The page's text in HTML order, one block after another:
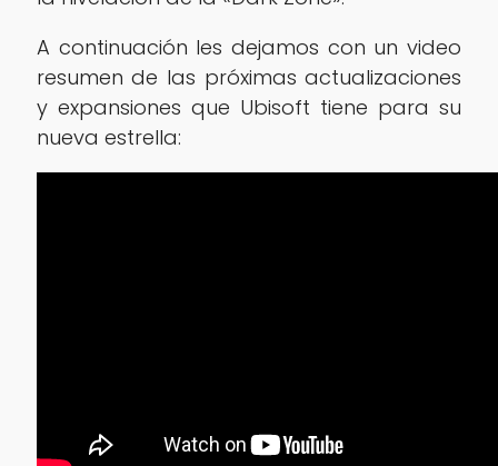
A continuación les dejamos con un video
resumen de las próximas actualizaciones
y expansiones que Ubisoft tiene para su
nueva estrella: